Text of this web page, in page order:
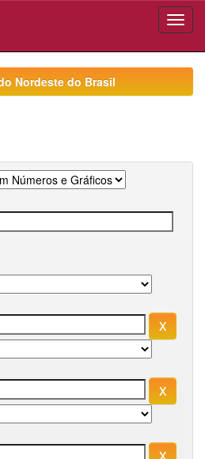
Nordeste do Brasil